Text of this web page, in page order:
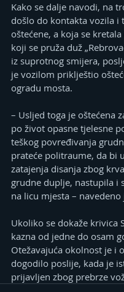
Kako se dalje navodi, na
došlo do kontakta vozila i
oštećene, a koja se
koji se pruža duž
iz suprotnog smijera,
je vozilom priklještio
ogradu mosta.
– Usljed toga je oštećena
po život opasne tjelesne
teškog povređivanja
prateće politraume, da bi
zatajenja disanja zbog
grudne duplje, nastupila i
na licu mjesta –
Ukoliko se dokaže krivica
kazna od jedne do osam
Otežavajuća okolnost je i
dogodilo poslije, kada je
prijavljen zbog prebrze